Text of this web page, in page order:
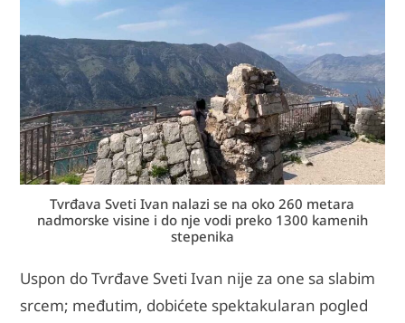
Tvrđava Sveti Ivan nalazi se na oko 260 metara
nadmorske visine i do nje vodi preko 1300 kamenih
stepenika
Uspon do Tvrđave Sveti Ivan nije za one sa slabim
srcem; međutim, dobićete spektakularan pogled